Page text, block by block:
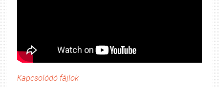
Kapcsolódó fájlok